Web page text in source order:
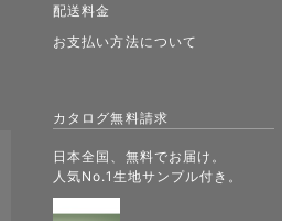
カタログ無料請求
日本全国、無料でお届け。
人気No.1生地サンプル付き。
配送料金
お支払い方法について